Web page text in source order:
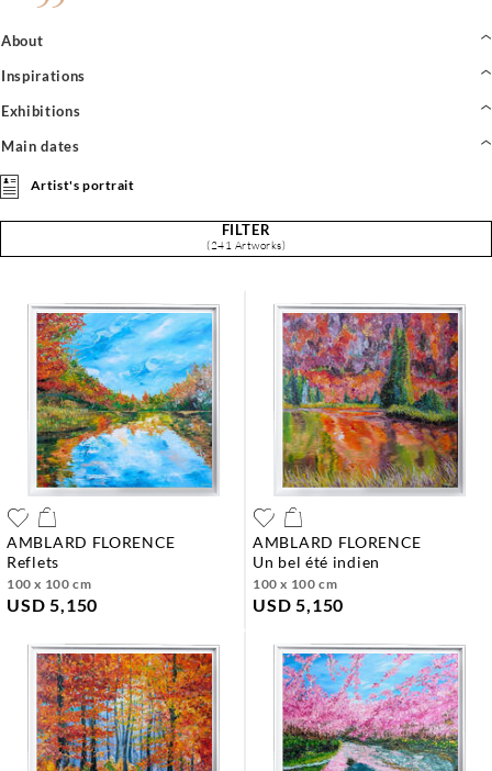
About
Inspirations
Exhibitions
Main dates
Artist's portrait
FILTER
(241 Artworks)
AMBLARD FLORENCE
reflets
100 x 100 cm
USD 5,150
AMBLARD FLORENCE
un bel été indien
100 x 100 cm
USD 5,150